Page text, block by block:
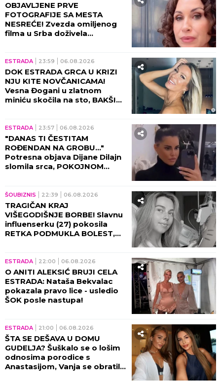
OBJAVLJENE PRVE
FOTOGRAFIJE SA MESTA
NESREĆE! Zvezda omiljenog
filma u Srba doživela
ESTRADA 23:59 06.08.2026
DOK ESTRADA GRCA U KRIZI
NJU KITE NOVČANICAMA!
Vesna Đogani u zlatnom
miniću skočila na sto, BAKŠIŠ
ESTRADA 23:57 06.08.2026
"DANAS TI ČESTITAM
ROĐENDAN NA GROBU..."
Potresna objava Dijane Dilajn
slomila srca, POKOJNOM
ŠOUBIZNIS 22:39 06.08.2026
TRAGIČAN KRAJ
VIŠEGODIŠNJE BORBE! Slavnu
influenserku (27) pokosila
RETKA PODMUKLA BOLEST,
ESTRADA 22:00 06.08.2026
O ANITI ALEKSIĆ BRUJI CELA
ESTRADA: Nataša Bekvalac
pokazala pravo lice - usledio
ŠOK posle nastupa!
ESTRADA 21:00 06.08.2026
ŠTA SE DEŠAVA U DOMU
GUDELJA? Šuškalo se o lošim
odnosima porodice s
Anastasijom, Vanja se obratila